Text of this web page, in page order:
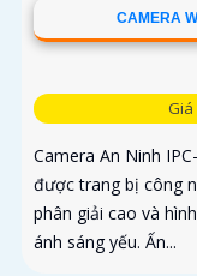
CAMERA
Giá
Camera An Ninh
được trang bị công
phân giải cao và
ánh sáng yếu. Ấn...